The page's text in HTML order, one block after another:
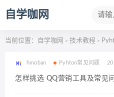
自学咖网
当前位置： 自学咖网 > 技术教程 >
hmoban Pyhton常见问题
怎样挑选 QQ营销工具及常见